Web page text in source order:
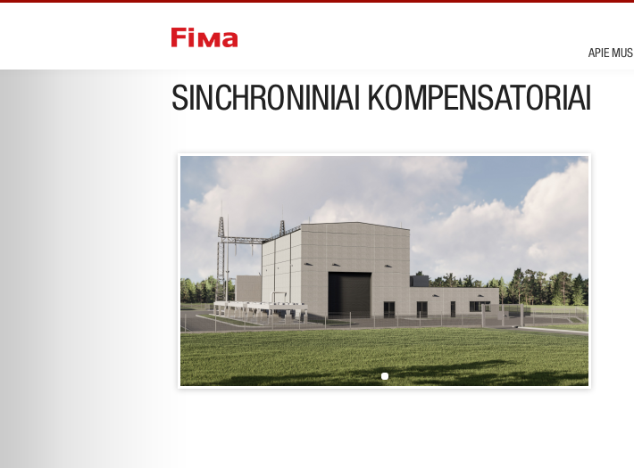
APIE MUS
sekantis projektas
SINCHRONINIAI KOMPENSATORIAI